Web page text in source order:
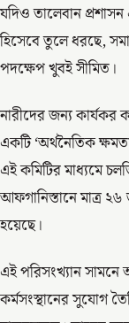
যদিও তালেবান
হিসেবে তুলে ধরছে,
পদক্ষেপ খুবই সীমিত।
নারীদের জন্য কার্যকর
একটি ‘অর্থনৈতিক
এই কমিটির মাধ্যমে
আফগানিস্তানে মাত্র
হয়েছে।
এই পরিসংখ্যান
কর্মসংস্থানের সুযোগ